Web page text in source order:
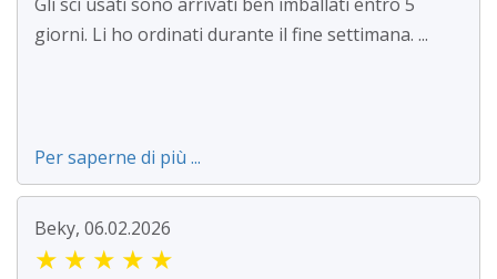
giorni. Li ho ordinati durante il fine settimana. ...
Per saperne di più ...
Beky, 06.02.2026
★ ★ ★ ★ ★